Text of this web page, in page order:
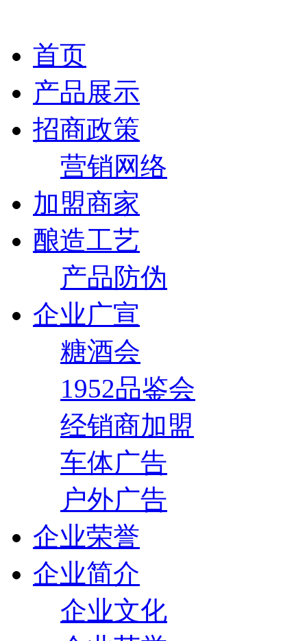
首页
产品展示
招商政策
营销网络
加盟商家
酿造工艺
产品防伪
企业广宣
糖酒会
1952品鉴会
经销商加盟
车体广告
户外广告
企业荣誉
企业简介
企业文化